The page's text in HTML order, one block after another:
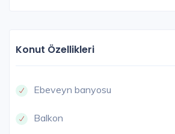
Konut Özellikleri
Ebeveyn banyosu
Balkon